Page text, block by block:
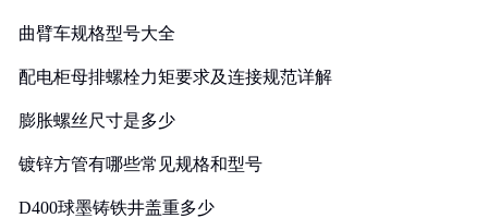
曲臂车规格型号大全
配电柜母排螺栓力矩要求及连接规范详解
膨胀螺丝尺寸是多少
镀锌方管有哪些常见规格和型号
D400球墨铸铁井盖重多少